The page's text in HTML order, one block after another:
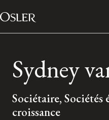
Passer au contenu
Main
Sydney
Sociétaire, Sociétés
croissance